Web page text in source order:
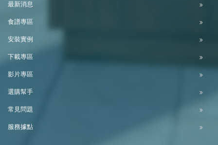
最新消息
食譜專區
安裝實例
下載專區
影片專區
選購幫手
常見問題
服務據點